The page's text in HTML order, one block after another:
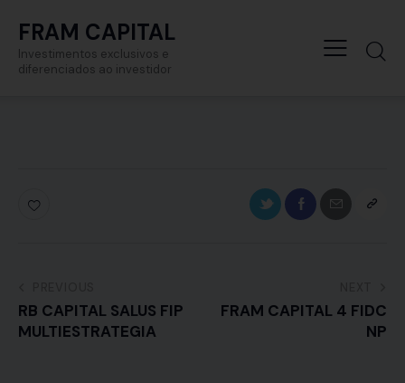
FRAM CAPITAL
Investimentos exclusivos e
diferenciados ao investidor
RB CAPITAL SALUS FIP
MULTIESTRATEGIA
FRAM CAPITAL 4 FIDC
NP